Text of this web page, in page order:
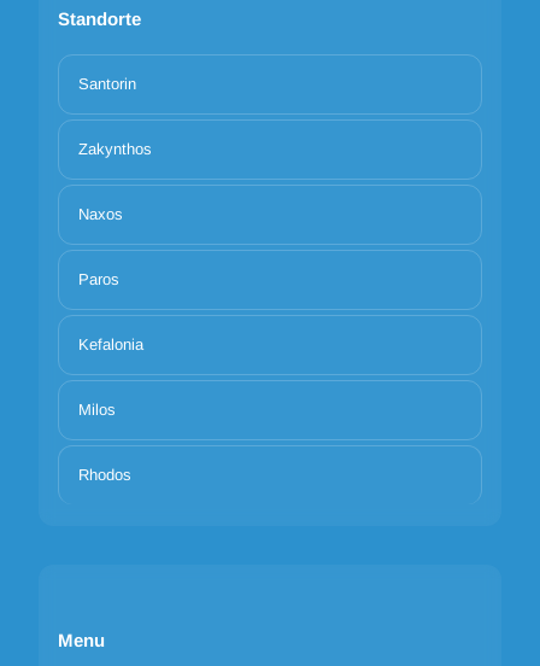
Standorte
Santorin
Zakynthos
Naxos
Paros
Kefalonia
Milos
Rhodos
Menu